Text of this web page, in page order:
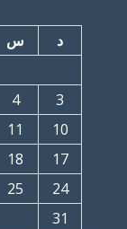
د س
3
4
10
11
17
18
24
25
31